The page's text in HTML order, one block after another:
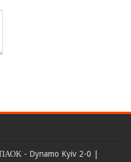
- Dynamo Kyiv 2-0 |